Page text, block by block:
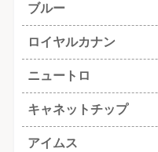
ブルー
ロイヤルカナン
ニュートロ
キャネットチップ
アイムス